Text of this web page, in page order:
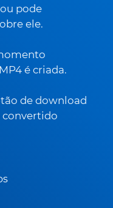
pode
ele.
é criada.
de download
convertido